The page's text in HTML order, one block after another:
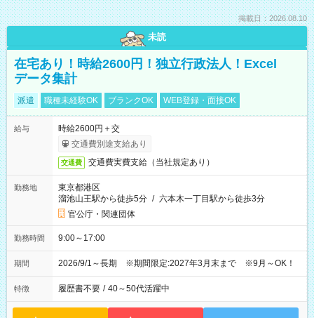
掲載日：2026.08.10
未読
在宅あり！時給2600円！独立行政法人！Excel
データ集計
派遣 職種未経験OK ブランクOK WEB登録・面接OK
給与
時給2600円＋交
交通費別途支給あり
交通費 交通費実費支給（当社規定あり）
勤務地
東京都港区
溜池山王駅から徒歩5分 / 六本木一丁目駅から徒歩3分
官公庁・関連団体
勤務時間 9:00～17:00
期間 2026/9/1～長期 ※期間限定:2027年3月末まで ※9月～OK！
特徴 履歴書不要 / 40～50代活躍中